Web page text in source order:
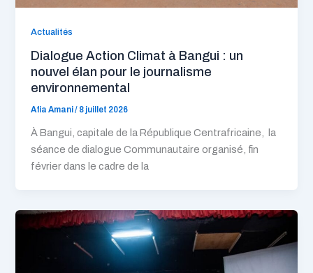
Actualités
Dialogue Action Climat à Bangui : un
nouvel élan pour le journalisme
environnemental
Afia Amani/ 8 juillet 2026
À Bangui, capitale de la République Centrafricaine, la
séance de dialogue Communautaire organisé, fin
février dans le cadre de la